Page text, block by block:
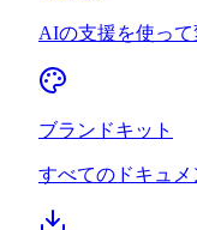
AIの支援を使って
ブランドキット
すべてのドキュメ